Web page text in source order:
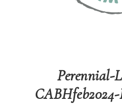
Perennial-